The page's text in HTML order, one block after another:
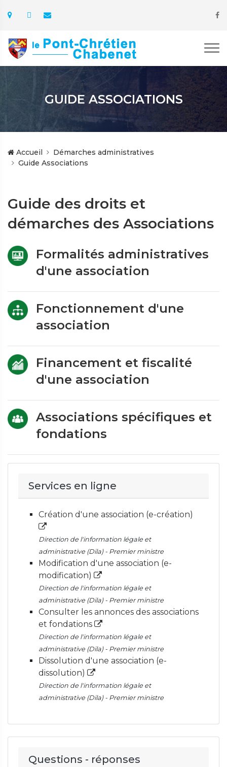
GUIDE ASSOCIATIONS
Accueil
Démarches administratives
Guide Associations
Guide des droits et
démarches des Associations
Formalités administratives
d'une association
Fonctionnement d'une
association
Financement et fiscalité
d'une association
Associations spécifiques et
fondations
Services en ligne
Création d'une association (e-création)
Direction de l'information légale et
administrative (Dila) - Premier ministre
Modification d'une association (e-
modification)
Direction de l'information légale et
administrative (Dila) - Premier ministre
Consulter les annonces des associations
et fondations
Direction de l'information légale et
administrative (Dila) - Premier ministre
Dissolution d'une association (e-
dissolution)
Direction de l'information légale et
administrative (Dila) - Premier ministre
Questions - réponses